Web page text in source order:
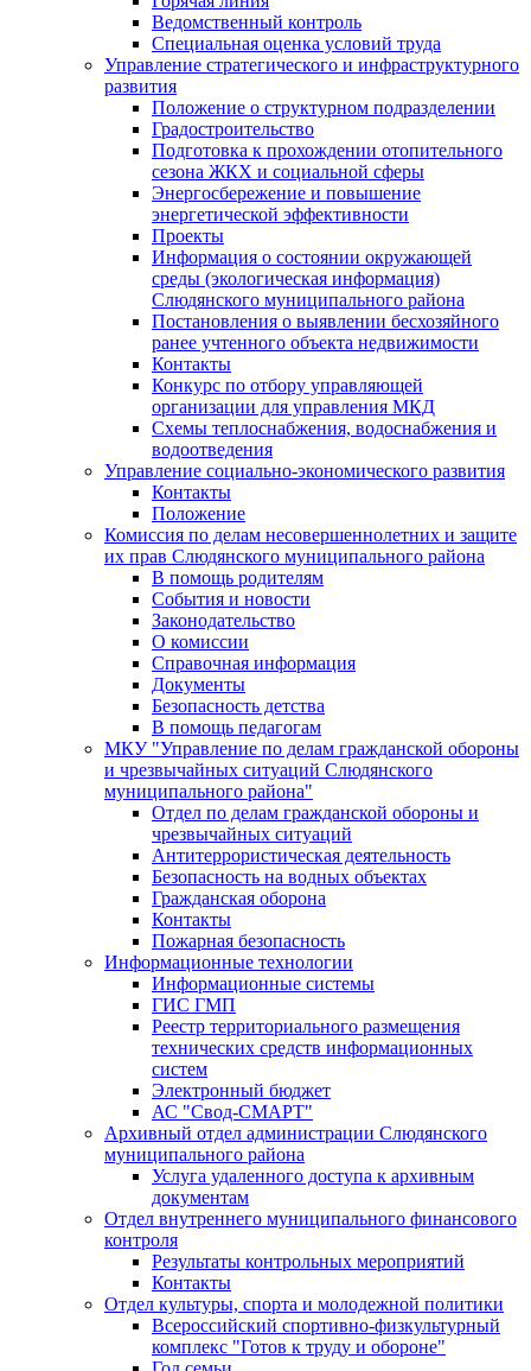
Ведомственный контроль
Специальная оценка условий труда
Управление стратегического и инфраструктурного
развития
Положение о структурном подразделении
Градостроительство
Подготовка к прохождении отопительного
сезона ЖКХ и социальной сферы
Энергосбережение и повышение
энергетической эффективности
Проекты
Информация о состоянии окружающей
среды (экологическая информация)
Слюдянского муниципального района
Постановления о выявлении бесхозяйного
ранее учтенного объекта недвижимости
Контакты
Конкурс по отбору управляющей
организации для управления МКД
Схемы теплоснабжения, водоснабжения и
водоотведения
Управление социально-экономического развития
Контакты
Положение
Комиссия по делам несовершеннолетних и защите
их прав Слюдянского муниципального района
В помощь родителям
События и новости
Законодательство
О комиссии
Справочная информация
Документы
Безопасность детства
В помощь педагогам
МКУ "Управление по делам гражданской обороны
и чрезвычайных ситуаций Слюдянского
муниципального района"
Отдел по делам гражданской обороны и
чрезвычайных ситуаций
Антитеррористическая деятельность
Безопасность на водных объектах
Гражданская оборона
Контакты
Пожарная безопасность
Информационные технологии
Информационные системы
ГИС ГМП
Реестр территориального размещения
технических средств информационных
систем
Электронный бюджет
АС "Свод-СМАРТ"
Архивный отдел администрации Слюдянского
муниципального района
Услуга удаленного доступа к архивным
документам
Отдел внутреннего муниципального финансового
контроля
Результаты контрольных мероприятий
Контакты
Отдел культуры, спорта и молодежной политики
Всероссийский спортивно-физкультурный
комплекс "Готов к труду и обороне"